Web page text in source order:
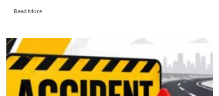
Read MoreRead
DIICOT
descins
în
pădure!
Un
bărbat